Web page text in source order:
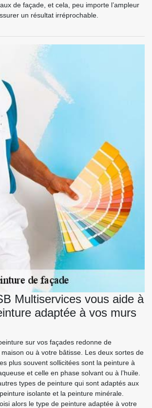
de façade, et cela, peu importe l’ampleur
un résultat irréprochable.
Multiservices vous aide à
adaptée à vos murs
sur vos façades redonne de
maison ou à votre bâtisse. Les deux sortes de
plus souvent sollicitées sont la peinture à
et celle en phase solvant ou à l’huile.
types de peinture qui sont adaptés aux
isolante et la peinture minérale.
alors le type de peinture adaptée à votre